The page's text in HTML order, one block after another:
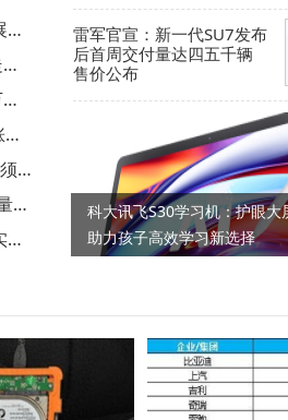
难
雷军官宣：新一代SU7发布
后首周交付量达四五千辆
售价公布
科大讯飞S30学习机：护眼大
助力孩子高效学习新选择